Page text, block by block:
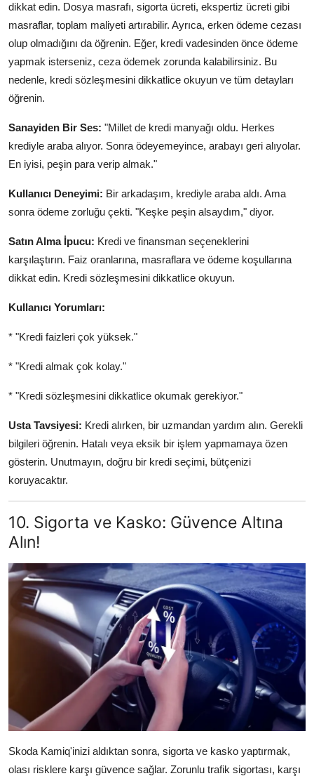
dikkat edin. Dosya masrafı, sigorta ücreti, ekspertiz ücreti gibi
masraflar, toplam maliyeti artırabilir. Ayrıca, erken ödeme cezası
olup olmadığını da öğrenin. Eğer, kredi vadesinden önce ödeme
yapmak isterseniz, ceza ödemek zorunda kalabilirsiniz. Bu
nedenle, kredi sözleşmesini dikkatlice okuyun ve tüm detayları
öğrenin.
Sanayiden Bir Ses: "Millet de kredi manyağı oldu. Herkes
krediyle araba alıyor. Sonra ödeyemeyince, arabayı geri alıyolar.
En iyisi, peşin para verip almak."
Kullanıcı Deneyimi: Bir arkadaşım, krediyle araba aldı. Ama
sonra ödeme zorluğu çekti. "Keşke peşin alsaydım," diyor.
Satın Alma İpucu: Kredi ve finansman seçeneklerini
karşılaştırın. Faiz oranlarına, masraflara ve ödeme koşullarına
dikkat edin. Kredi sözleşmesini dikkatlice okuyun.
Kullanıcı Yorumları:
* "Kredi faizleri çok yüksek."
* "Kredi almak çok kolay."
* "Kredi sözleşmesini dikkatlice okumak gerekiyor."
Usta Tavsiyesi: Kredi alırken, bir uzmandan yardım alın. Gerekli
bilgileri öğrenin. Hatalı veya eksik bir işlem yapmamaya özen
gösterin. Unutmayın, doğru bir kredi seçimi, bütçenizi
koruyacaktır.
10. Sigorta ve Kasko: Güvence Altına
Alın!
Skoda Kamiq'inizi aldıktan sonra, sigorta ve kasko yaptırmak,
olası risklere karşı güvence sağlar. Zorunlu trafik sigortası, karşı